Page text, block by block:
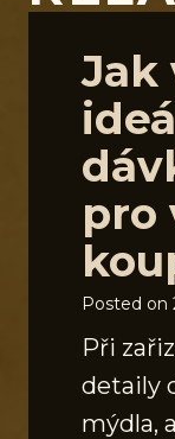
Jak
pro
Posted on
Při
detaily
mýdla,